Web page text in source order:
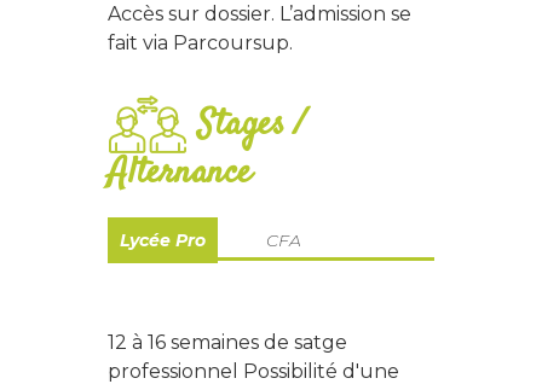
Accès sur dossier. L’admission se
fait via Parcoursup.
Stages /
Alternance
Lycée Pro CFA
12 à 16 semaines de satge
professionnel Possibilité d'une